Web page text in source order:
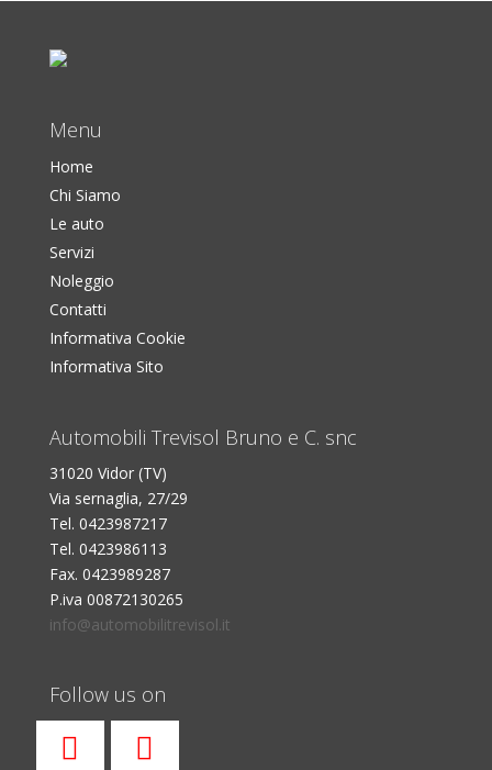
Menu
Home
Chi Siamo
Le auto
Servizi
Noleggio
Contatti
Informativa Cookie
Informativa Sito
Automobili Trevisol Bruno e C. snc
31020 Vidor (TV)
Via sernaglia, 27/29
Tel. 0423987217
Tel. 0423986113
Fax. 0423989287
P.iva 00872130265
info@automobilitrevisol.it
Follow us on